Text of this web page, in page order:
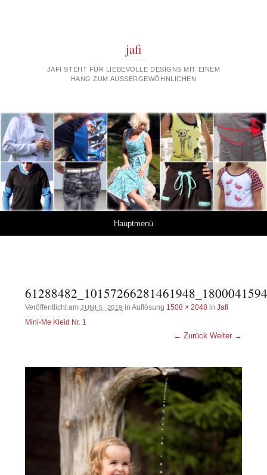
jafi
JAFI STEHT FÜR LIEBEVOLLE DESIGNS MIT EINEM
HANG ZUM AUSSERGEWÖHNLICHEN
Hauptmenü
Veröffentlicht amJUNI 5, 2019 in Auflösung 1508 × 2048 in Jafi
Mini-Me Kleid Nr. 1
← Zurück Weiter →